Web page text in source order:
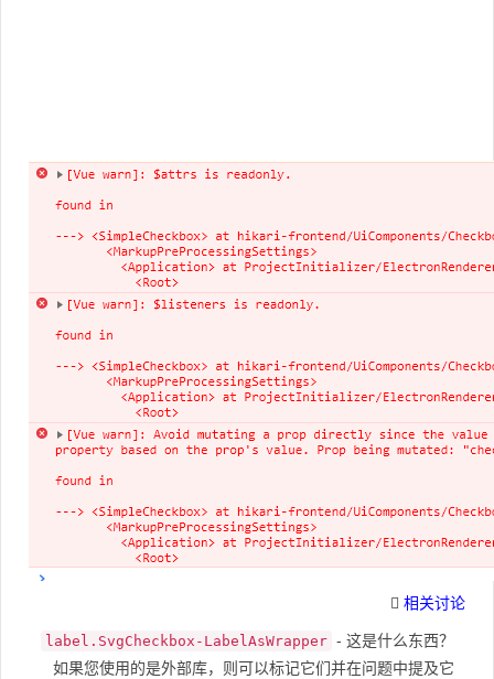
相关讨论
label.SvgCheckbox-LabelAsWrapper - 这是什么东西？
如果您使用的是外部库，则可以标记它们并在问题中提及它